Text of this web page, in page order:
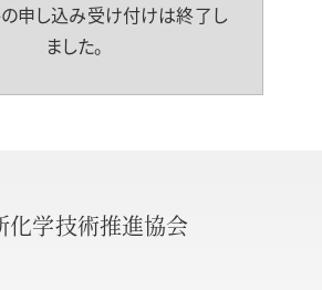
申し込み受け付けは終了し
ました。
化学技術推進協会